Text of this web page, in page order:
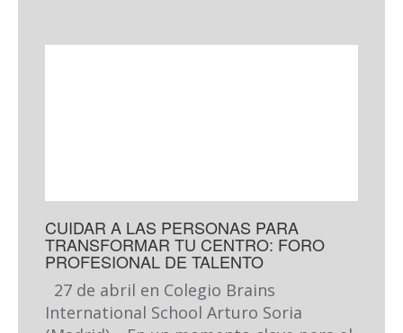
CUIDAR A LAS PERSONAS PARA
TRANSFORMAR TU CENTRO: FORO
PROFESIONAL DE TALENTO
27 de abril en Colegio Brains
International School Arturo Soria